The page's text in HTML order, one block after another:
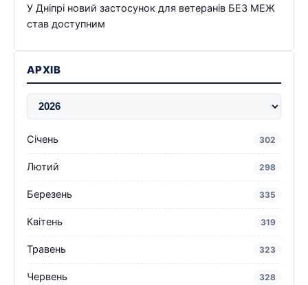
У Дніпрі новий застосунок для ветеранів БЕЗ МЕЖ
став доступним
АРХІВ
Січень 302
Лютий 298
Березень 335
Квітень 319
Травень 323
Червень 328